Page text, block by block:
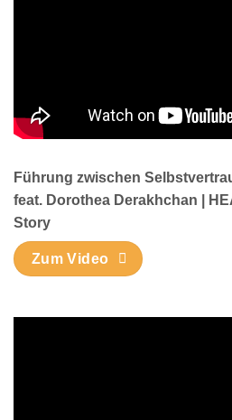
Führung zwischen
feat. Dorothea Derakhchan |
Story
Zum Video